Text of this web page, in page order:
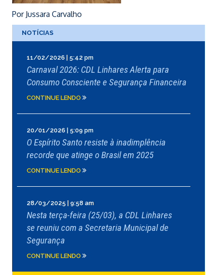
Por Jussara Carvalho
NOTÍCIAS
11/02/2026 | 5:42 pm
Carnaval 2026: CDL Linhares Alerta para
Consumo Consciente e Segurança Financeira
CONTINUE LENDO
20/01/2026 | 5:09 pm
O Espírito Santo resiste à inadimplência
recorde que atinge o Brasil em 2025
CONTINUE LENDO
28/03/2025 | 9:58 am
Nesta terça-feira (25/03), a CDL Linhares
se reuniu com a Secretaria Municipal de
Segurança
CONTINUE LENDO